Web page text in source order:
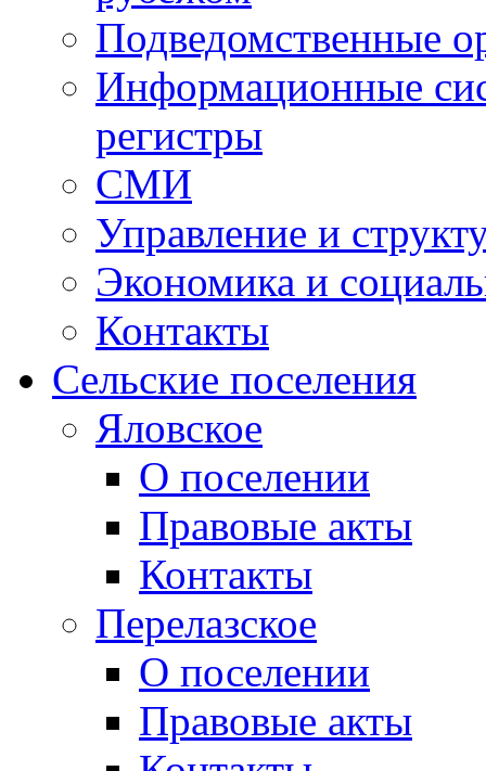
Подведомственные
Информационные
регистры
СМИ
Управление и
Экономика и
Контакты
Сельские поселения
Яловское
О поселении
Правовые акты
Контакты
Перелазское
О поселении
Правовые акты